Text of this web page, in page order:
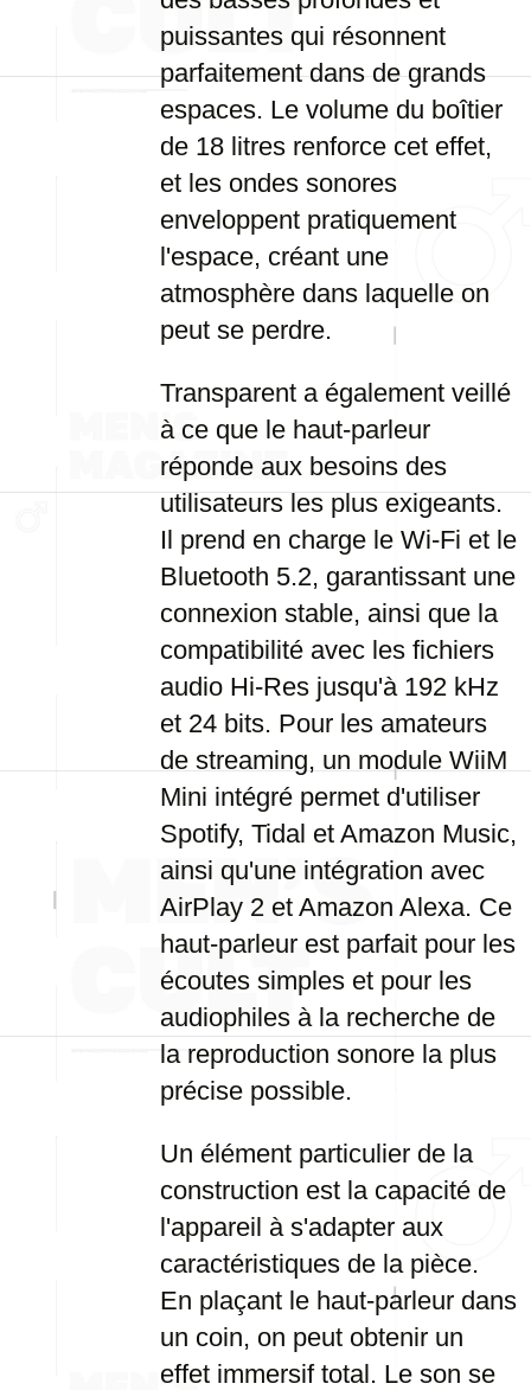
puissantes qui résonnent
parfaitement dans de grands
espaces. Le volume du boîtier
de 18 litres renforce cet effet,
et les ondes sonores
enveloppent pratiquement
l'espace, créant une
atmosphère dans laquelle on
peut se perdre.
Transparent a également veillé
à ce que le haut-parleur
réponde aux besoins des
utilisateurs les plus exigeants.
Il prend en charge le Wi-Fi et le
Bluetooth 5.2, garantissant une
connexion stable, ainsi que la
compatibilité avec les fichiers
audio Hi-Res jusqu'à 192 kHz
et 24 bits. Pour les amateurs
de streaming, un module WiiM
Mini intégré permet d'utiliser
Spotify, Tidal et Amazon Music,
ainsi qu'une intégration avec
AirPlay 2 et Amazon Alexa. Ce
haut-parleur est parfait pour les
écoutes simples et pour les
audiophiles à la recherche de
la reproduction sonore la plus
précise possible.
Un élément particulier de la
construction est la capacité de
l'appareil à s'adapter aux
caractéristiques de la pièce.
En plaçant le haut-parleur dans
un coin, on peut obtenir un
effet immersif total. Le son se